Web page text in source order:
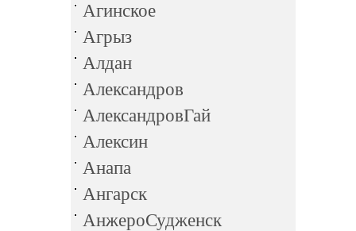
Агинское
Агрыз
Алдан
Александров
АлександровГай
Алексин
Анапа
Ангарск
АнжероСудженск